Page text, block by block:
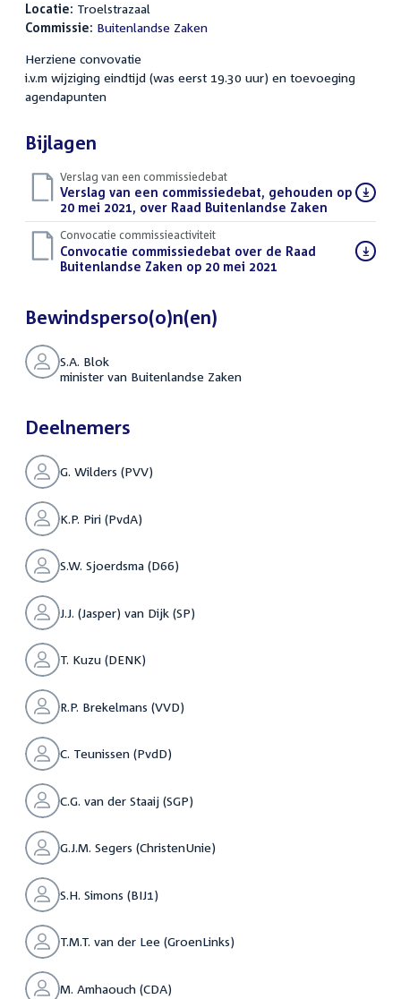
Locatie: Troelstrazaal
Commissie: Buitenlandse Zaken
Herziene convovatie
i.v.m wijziging eindtijd (was eerst 19.30 uur) en toevoeging
agendapunten
Bijlagen
Verslag van een commissiedebat
Download
bestand:
Verslag van een commissiedebat, gehouden op
20 mei 2021, over Raad Buitenlandse Zaken
Convocatie commissieactiviteit
Download
bestand:
Convocatie commissiedebat over de Raad
Buitenlandse Zaken op 20 mei 2021
Bewindsperso(o)n(en)
S.A. Blok
minister van Buitenlandse Zaken
Deelnemers
G. Wilders (PVV)
K.P. Piri (PvdA)
S.W. Sjoerdsma (D66)
J.J. (Jasper) van Dijk (SP)
T. Kuzu (DENK)
R.P. Brekelmans (VVD)
C. Teunissen (PvdD)
C.G. van der Staaij (SGP)
G.J.M. Segers (ChristenUnie)
S.H. Simons (BIJ1)
T.M.T. van der Lee (GroenLinks)
M. Amhaouch (CDA)